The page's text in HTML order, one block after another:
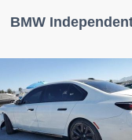
BMW